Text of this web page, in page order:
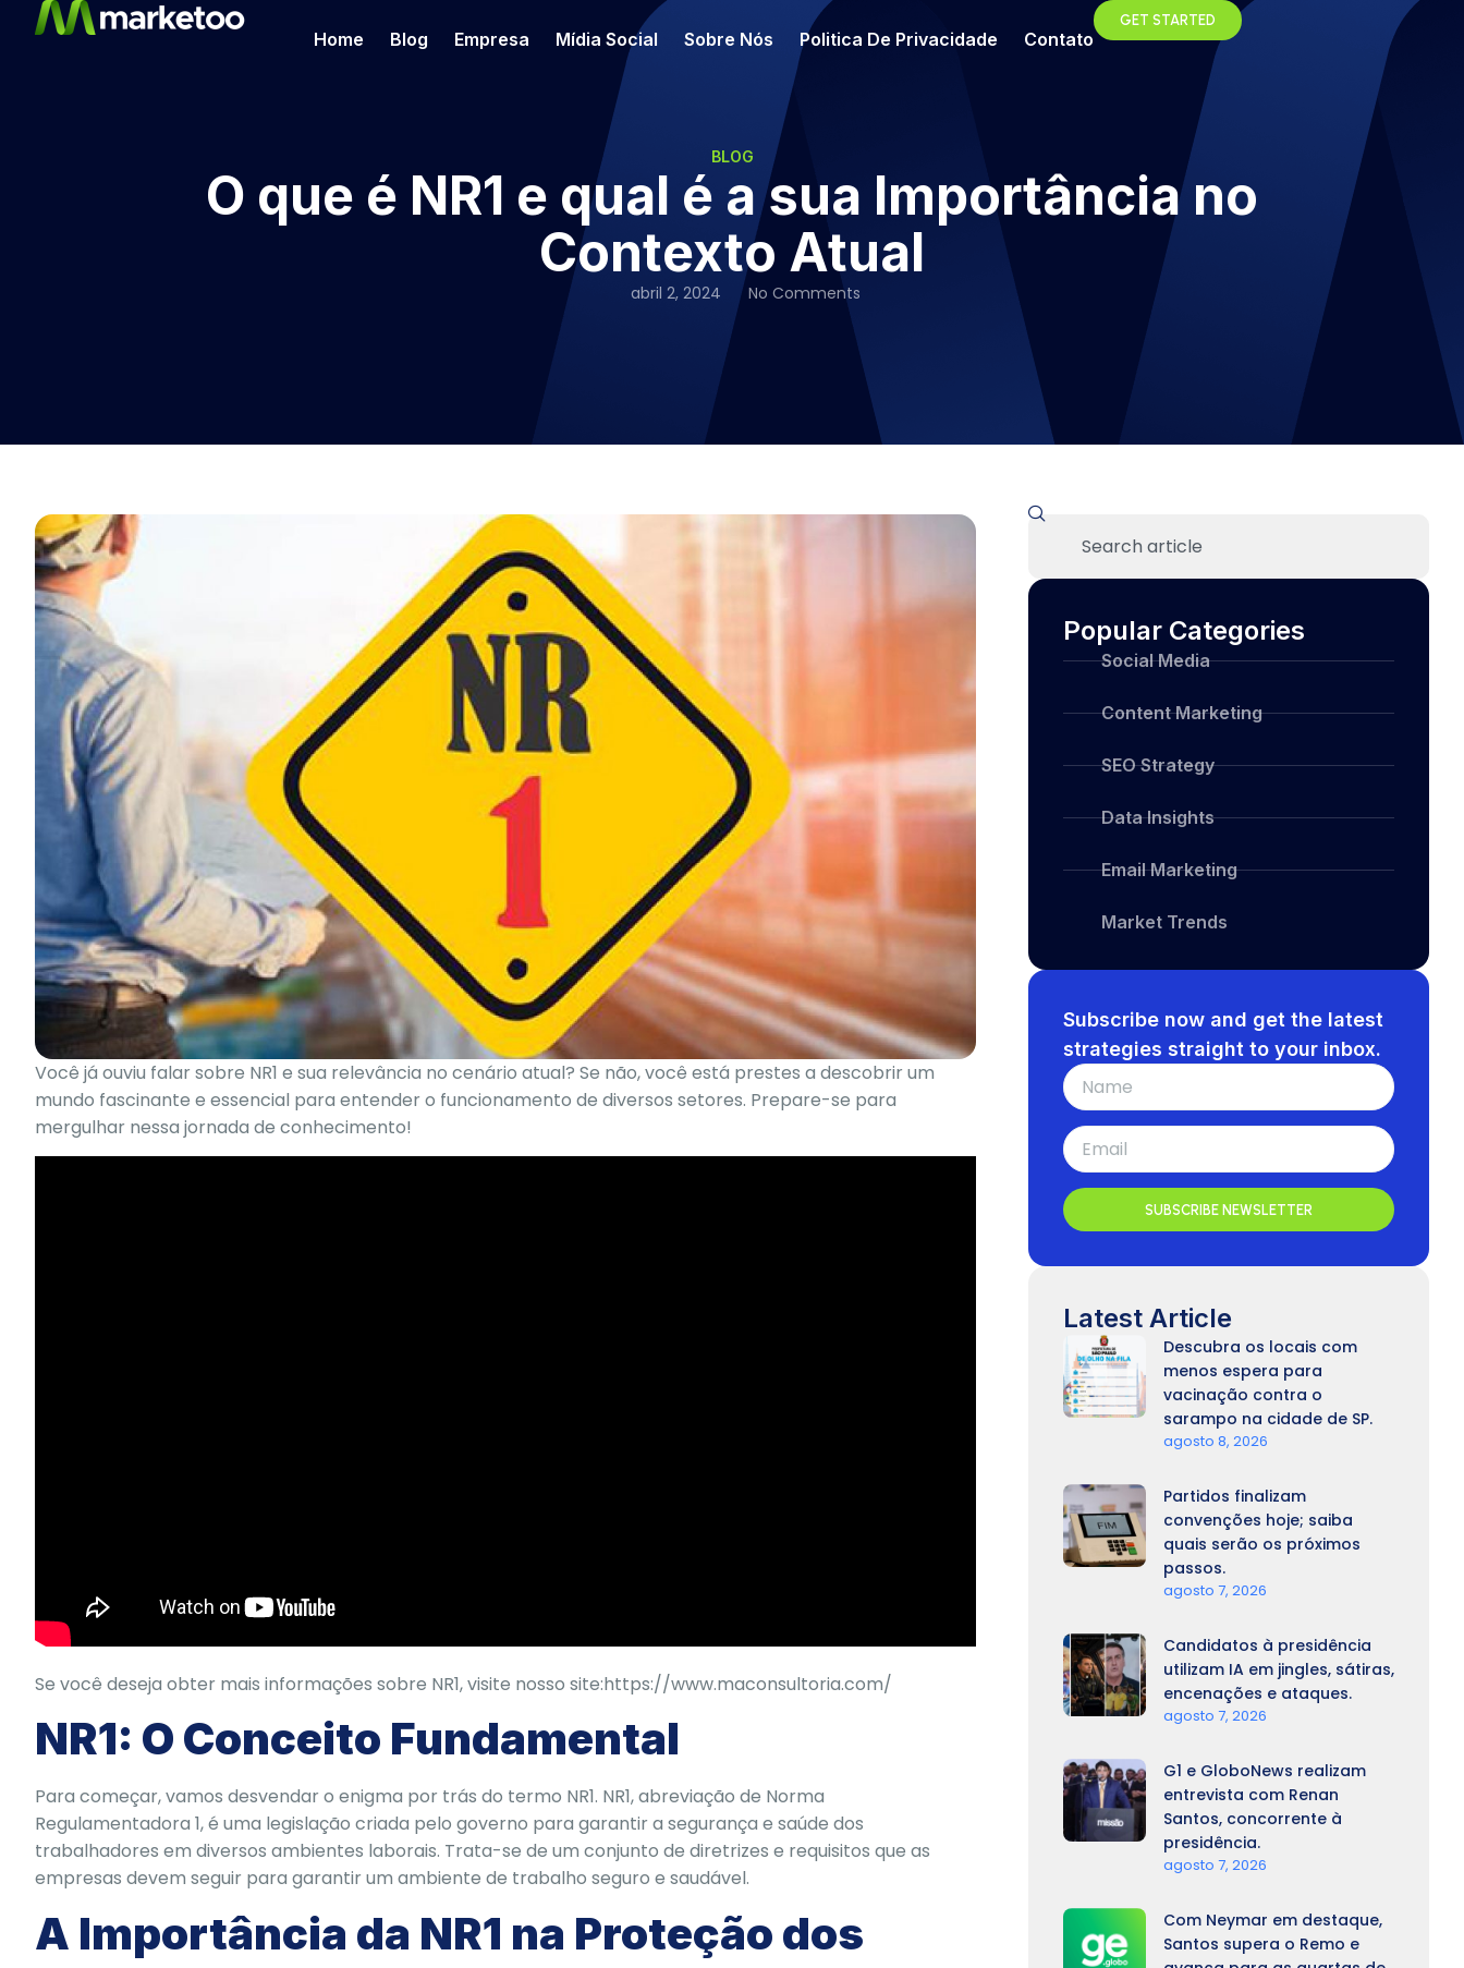
Home Blog Empresa Mídia Social Sobre Nós Politica De Privacidade Contato
GET STARTED
BLOG
O que é NR1 e qual é a sua Importância no
Contexto Atual
abril 2, 2024 No Comments
Você já ouviu falar sobre NR1 e sua relevância no cenário atual? Se não, você está prestes a descobrir um
mundo fascinante e essencial para entender o funcionamento de diversos setores. Prepare-se para
mergulhar nessa jornada de conhecimento!
Se você deseja obter mais informações sobre NR1, visite nosso site:https://www.maconsultoria.com/
NR1: O Conceito Fundamental
Para começar, vamos desvendar o enigma por trás do termo NR1. NR1, abreviação de Norma
Regulamentadora 1, é uma legislação criada pelo governo para garantir a segurança e saúde dos
trabalhadores em diversos ambientes laborais. Trata-se de um conjunto de diretrizes e requisitos que as
empresas devem seguir para garantir um ambiente de trabalho seguro e saudável.
A Importância da NR1 na Proteção dos
Popular Categories
Social Media
Content Marketing
SEO Strategy
Data Insights
Email Marketing
Market Trends
Subscribe now and get the latest
strategies straight to your inbox.
SUBSCRIBE NEWSLETTER
Latest Article
Descubra os locais com
menos espera para
vacinação contra o
sarampo na cidade de SP.
agosto 8, 2026
Partidos finalizam
convenções hoje; saiba
quais serão os próximos
passos.
agosto 7, 2026
Candidatos à presidência
utilizam IA em jingles, sátiras,
encenações e ataques.
agosto 7, 2026
G1 e GloboNews realizam
entrevista com Renan
Santos, concorrente à
presidência.
agosto 7, 2026
Com Neymar em destaque,
Santos supera o Remo e